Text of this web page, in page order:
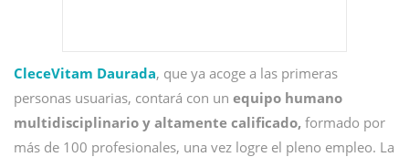
CleceVitam Daurada, que ya acoge a las primeras
personas usuarias, contará con un equipo humano
multidisciplinario y altamente calificado, formado por
más de 100 profesionales, una vez logre el pleno empleo. La